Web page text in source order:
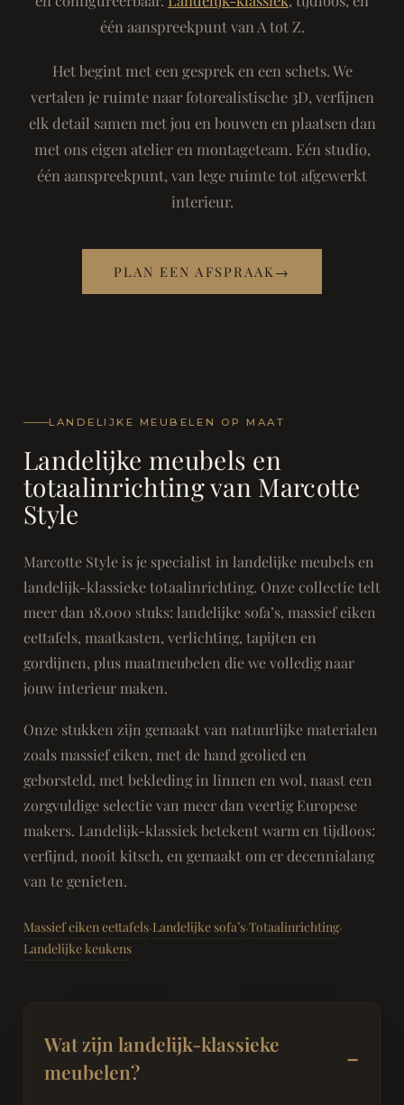
één aanspreekpunt van A tot Z.
Het begint met een gesprek en een schets. We
vertalen je ruimte naar fotorealistische 3D, verfijnen
elk detail samen met jou en bouwen en plaatsen dan
met ons eigen atelier en montageteam. Eén studio,
één aanspreekpunt, van lege ruimte tot afgewerkt
interieur.
PLAN EEN AFSPRAAK →
LANDELIJKE MEUBELEN OP MAAT
Landelijke meubels en
totaalinrichting van Marcotte
Style
Marcotte Style is je specialist in landelijke meubels en
landelijk-klassieke totaalinrichting. Onze collectie telt
meer dan 18.000 stuks: landelijke sofa’s, massief eiken
eettafels, maatkasten, verlichting, tapijten en
gordijnen, plus maatmeubelen die we volledig naar
jouw interieur maken.
Onze stukken zijn gemaakt van natuurlijke materialen
zoals massief eiken, met de hand geolied en
geborsteld, met bekleding in linnen en wol, naast een
zorgvuldige selectie van meer dan veertig Europese
makers. Landelijk-klassiek betekent warm en tijdloos:
verfijnd, nooit kitsch, en gemaakt om er decennialang
van te genieten.
Massief eiken eettafels·Landelijke sofa’s·Totaalinrichting·
Landelijke keukens
Wat zijn landelijk-klassieke
meubelen?